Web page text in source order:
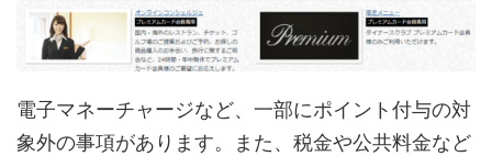
電子マネーチャージなど、一部にポイント付与の対
象外の事項があります。また、税金や公共料金など